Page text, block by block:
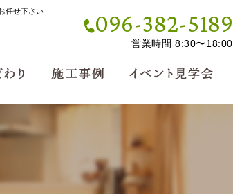
任せ下さい 096-382-5189
営業時間 8:30〜18:00